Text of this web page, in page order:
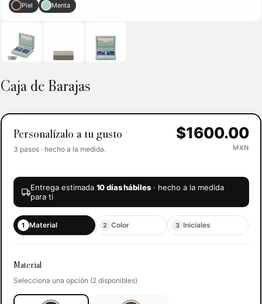
Piel Menta
Caja de Barajas
Personalízalo a tu gusto
3 pasos · hecho a la medida.
$1600.00
MXN
Entrega estimada 10 días hábiles· hecho a la medida
para ti
1 Material 2 Color 3 Iniciales
Material
Selecciona una opción (2 disponibles)